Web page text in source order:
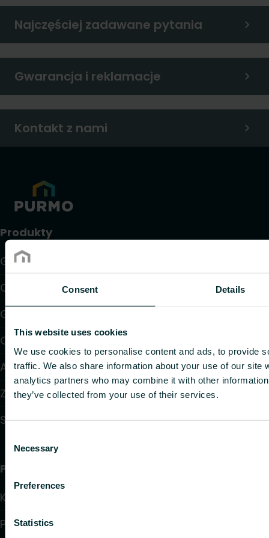
Consent Details
This website uses cookies
We use cookies to personalise content and ads, to provide
traffic. We also share information about your use of our site
analytics partners who may combine it with other
they’ve collected from your use of their services.
Selection
Necessary
Preferences
Statistics
Najczęściej zadawane pytania
Gwarancja i reklamacje
Kontakt z nami
Produkty
Grzejniki
Ogrzewanie i chłodzenie podłogowe
Grzejniki konwektorowe i klimakonwektory
Ogrzewanie elektryczne
Automatyka
Zawory i głowice termostatyczne
Systemy instalacyjne
Przydatne linki
Kalkulatory doboru produktów
Pliki do pobrania